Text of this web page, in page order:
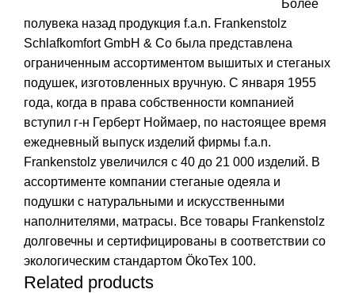
Более
полувека назад продукция f.a.n. Frankenstolz
Schlafkomfort GmbH & Co была представлена
ограниченным ассортиментом вышитых и стеганых
подушек, изготовленных вручную. С января 1955
года, когда в права собственности компанией
вступил г-н Герберт Ноймаер, по настоящее время
ежедневный выпуск изделий фирмы f.a.n.
Frankenstolz увеличился с 40 до 21 000 изделий. В
ассортименте компании стеганые одеяла и
подушки с натуральными и искусственными
наполнителями, матрасы. Все товары Frankenstolz
долговечны и сертифицированы в соответствии со
экологическим стандартом ÖkoTex 100.
Related products